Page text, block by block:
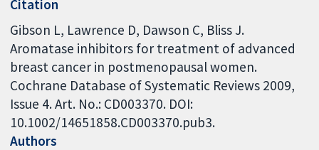
Citation
Gibson L, Lawrence D, Dawson C, Bliss J.
Aromatase inhibitors for treatment of advanced
breast cancer in postmenopausal women.
Cochrane Database of Systematic Reviews 2009,
Issue 4. Art. No.: CD003370. DOI:
10.1002/14651858.CD003370.pub3.
Authors